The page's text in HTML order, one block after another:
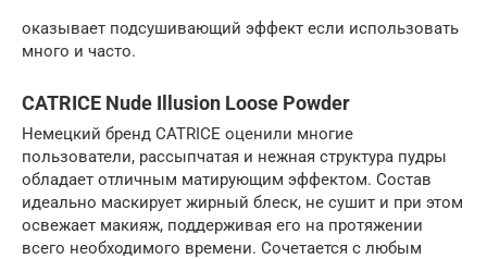
оказывает подсушивающий эффект если использовать
много и часто.
CATRICE Nude Illusion Loose Powder
Немецкий бренд CATRICE оценили многие
пользователи, рассыпчатая и нежная структура пудры
обладает отличным матирующим эффектом. Состав
идеально маскирует жирный блеск, не сушит и при этом
освежает макияж, поддерживая его на протяжении
всего необходимого времени. Сочетается с любым